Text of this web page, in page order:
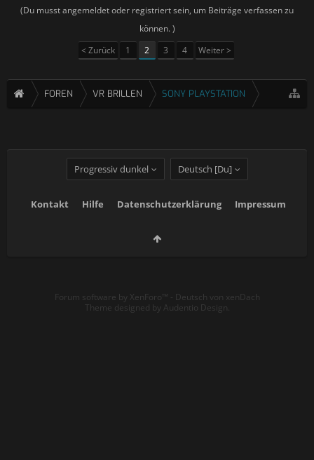
(Du musst angemeldet oder registriert sein, um Beiträge verfassen zu
können. )
< Zurück
1 2 3 4 Weiter >
FOREN VR BRILLEN SONY PLAYSTATION
Progressiv dunkel Deutsch [Du]
Kontakt Hilfe Datenschutzerklärung Impressum
Forum software by XenForo™ - Deutsch von xenDach
Theme designed by Audentio Design.